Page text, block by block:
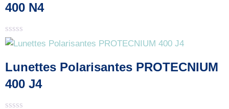
400 N4
Note
Lunettes Polarisantes PROTECNIUM
400 J4